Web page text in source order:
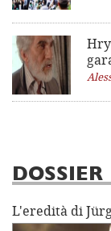
DOSSIER
L'eredità di